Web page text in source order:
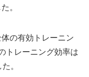
。
の有効トレーニン
トレーニング効率は
。